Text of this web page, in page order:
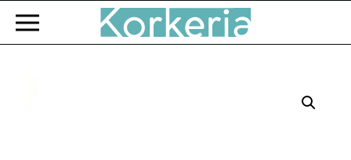
Zum Hauptinhalt springen